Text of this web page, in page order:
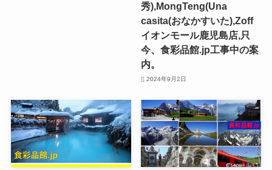
秀),MongTeng(Una
casita(おなかすいた),Zoff
イオンモール鹿児島店,只
今、食彩品館.jp工事中の案
内。
2024年9月2日